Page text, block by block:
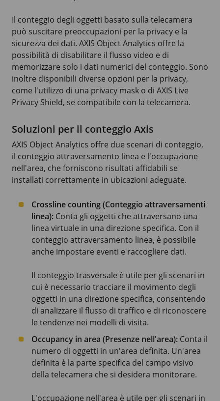
Il conteggio degli oggetti basato sulla telecamera
può suscitare preoccupazioni per la privacy e la
sicurezza dei dati. AXIS Object Analytics offre la
possibilità di disabilitare il flusso video e di
memorizzare solo i dati numerici del conteggio. Sono
inoltre disponibili diverse opzioni per la privacy,
come l'utilizzo di una privacy mask o di AXIS Live
Privacy Shield, se compatibile con la telecamera.
Soluzioni per il conteggio Axis
AXIS Object Analytics offre due scenari di conteggio,
il conteggio attraversamento linea e l'occupazione
nell'area, che forniscono risultati affidabili se
installati correttamente in ubicazioni adeguate.
Crossline counting (Conteggio attraversamenti
linea): Conta gli oggetti che attraversano una
linea virtuale in una direzione specifica. Con il
conteggio attraversamento linea, è possibile
anche impostare eventi e raccogliere dati.
Il conteggio trasversale è utile per gli scenari in
cui è necessario tracciare il movimento degli
oggetti in una direzione specifica, consentendo
di analizzare il flusso di traffico e di riconoscere
le tendenze nei modelli di visita.
Occupancy in area (Presenze nell'area): Conta il
numero di oggetti in un'area definita. Un'area
definita è la parte specifica del campo visivo
della telecamera che si desidera monitorare.
L'occupazione nell'area è utile per gli scenari in